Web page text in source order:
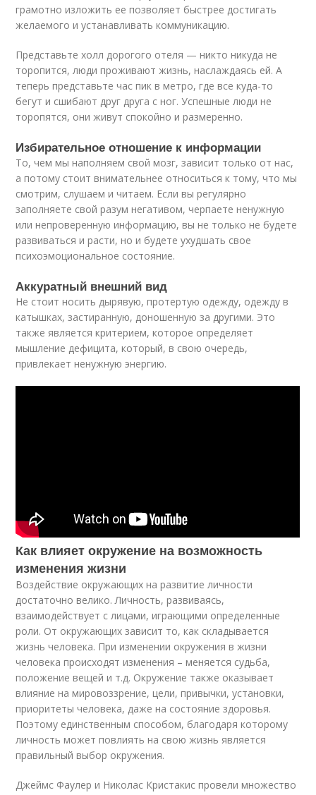
грамотно изложить ее позволяет быстрее достигать
желаемого и устанавливать коммуникацию.
Представьте холл дорогого отеля — никто никуда не
торопится, люди проживают жизнь, наслаждаясь ей. А
теперь представьте час пик в метро, где все куда-то
бегут и сшибают друг друга с ног. Успешные люди не
торопятся, они живут спокойно и размеренно.
Избирательное отношение к информации
То, чем мы наполняем свой мозг, зависит только от нас,
а потому стоит внимательнее относиться к тому, что мы
смотрим, слушаем и читаем. Если вы регулярно
заполняете свой разум негативом, черпаете ненужную
или непроверенную информацию, вы не только не будете
развиваться и расти, но и будете ухудшать свое
психоэмоциональное состояние.
Аккуратный внешний вид
Не стоит носить дырявую, протертую одежду, одежду в
катышках, застиранную, доношенную за другими. Это
также является критерием, которое определяет
мышление дефицита, который, в свою очередь,
привлекает ненужную энергию.
Как влияет окружение на возможность
изменения жизни
Воздействие окружающих на развитие личности
достаточно велико. Личность, развиваясь,
взаимодействует с лицами, играющими определенные
роли. От окружающих зависит то, как складывается
жизнь человека. При изменении окружения в жизни
человека происходят изменения – меняется судьба,
положение вещей и т.д. Окружение также оказывает
влияние на мировоззрение, цели, привычки, установки,
приоритеты человека, даже на состояние здоровья.
Поэтому единственным способом, благодаря которому
личность может повлиять на свою жизнь является
правильный выбор окружения.
Джеймс Фаулер и Николас Кристакис провели множество